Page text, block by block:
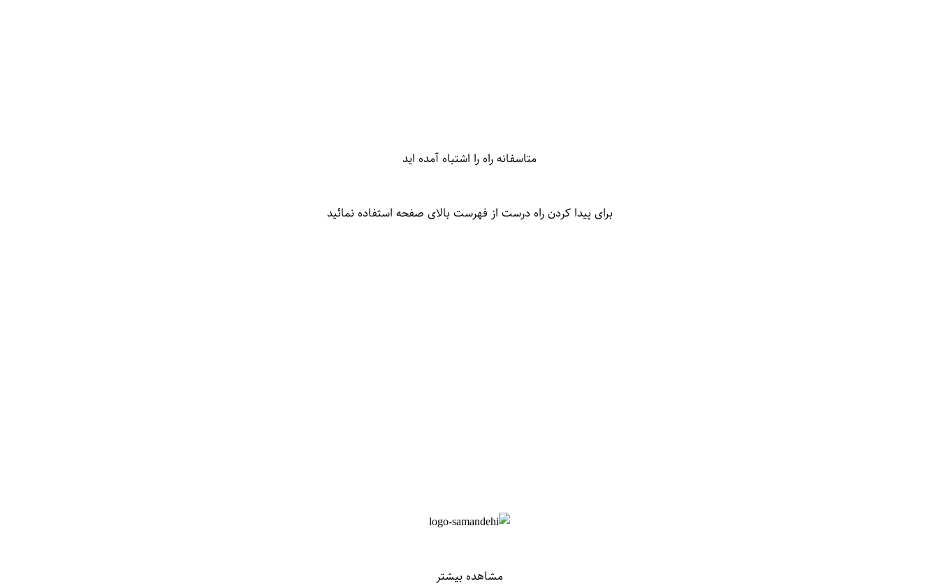
متاسفانه راه را اشتباه آمده اید
برای پیدا کردن راه درست از فهرست بالای صفحه استفاده نمائید
مشاهده بیشتر